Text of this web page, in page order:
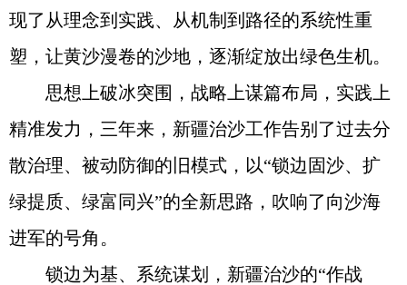
现了从理念到实践、从机制到路径的系统性重
塑，让黄沙漫卷的沙地，逐渐绽放出绿色生机。
思想上破冰突围，战略上谋篇布局，实践上
精准发力，三年来，新疆治沙工作告别了过去分
散治理、被动防御的旧模式，以“锁边固沙、扩
绿提质、绿富同兴”的全新思路，吹响了向沙海
进军的号角。
锁边为基、系统谋划，新疆治沙的“作战